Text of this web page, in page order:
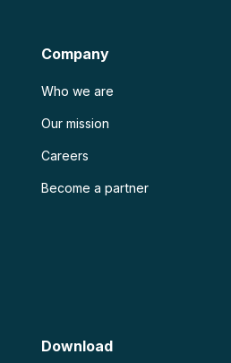
Company
Who we are
Our mission
Careers
Become a partner
Download